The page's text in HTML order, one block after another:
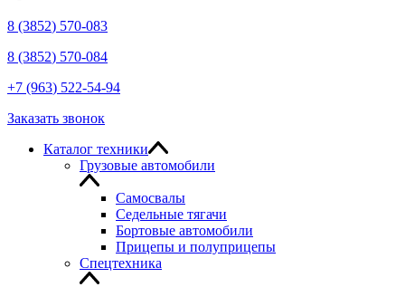
8 (3852) 570-083
8 (3852) 570-084
+7 (963) 522-54-94
Заказать звонок
Каталог техники
Грузовые автомобили
Самосвалы
Седельные тягачи
Бортовые автомобили
Прицепы и полуприцепы
Спецтехника